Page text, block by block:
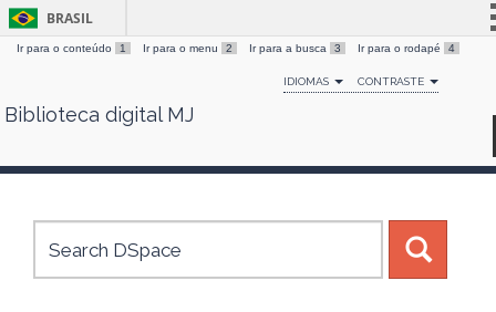
Skip
BRASIL
Simplifique!
Comunica BR
Canais
Ir para o conteúdo 1 Ir para o menu 2 Ir para a busca 3 Ir para o rodapé 4
IDIOMAS CONTRASTE
Biblioteca digital MJ